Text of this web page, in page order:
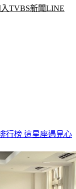
TVBS新聞LINE
行榜 這星座遇見心